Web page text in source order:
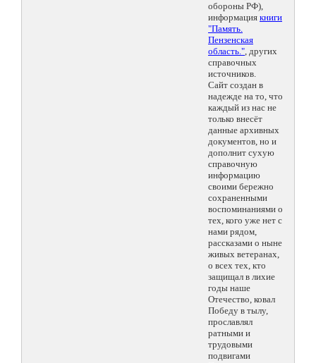
обороны РФ),
информация книги
"Память.
Пензенская
область.", других
справочных
источников.
Сайт создан в
надежде на то, что
каждый из нас не
только внесёт
данные архивных
документов, но и
дополнит сухую
справочную
информацию
своими бережно
сохраненными
воспоминаниями о
тех, кого уже нет с
нами рядом,
рассказами о ныне
живых ветеранах,
о всех тех, кто
защищал в лихие
годы наше
Отечество, ковал
Победу в тылу,
прославлял
ратными и
трудовыми
подвигами